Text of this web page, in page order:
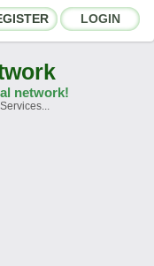
LOGIN
network!